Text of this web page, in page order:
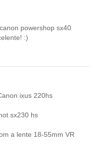
powershop sx40
:)
ixus 220hs
sx230 hs
a lente 18-55mm VR